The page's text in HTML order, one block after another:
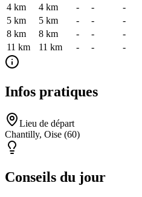
4 km
4 km - - -
5 km
5 km - - -
8 km
8 km - - -
11 km
11 km - - -
Infos pratiques
Lieu de départ
Chantilly, Oise (60)
Conseils du jour